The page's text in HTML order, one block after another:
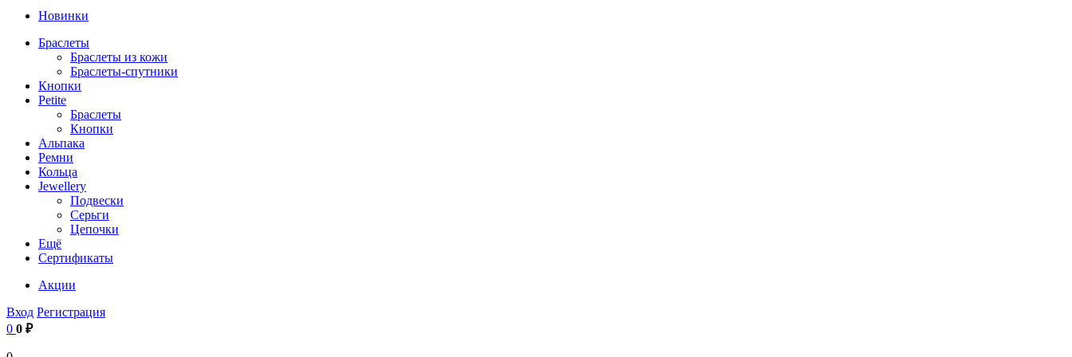
Новинки
Браслеты
Браслеты из кожи
Браслеты-спутники
Кнопки
Petite
Браслеты
Кнопки
Альпака
Ремни
Кольца
Jewellery
Подвески
Серьги
Цепочки
Ещё
Сертификаты
Акции
Вход Регистрация
0 0 ₽